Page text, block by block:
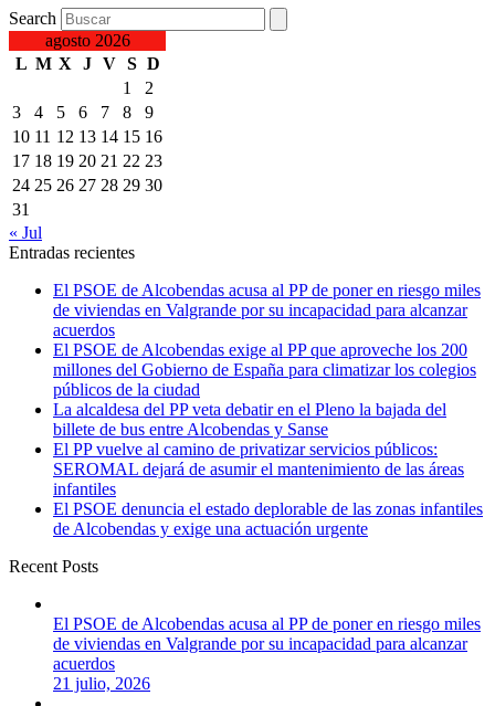
Search
agosto 2026
L M X J V S D
1
2
3
4 5 6 7 8
9
10 11 12 13 14 15 16
17 18 19 20 21 22 23
24 25 26 27 28 29 30
31
« Jul
Entradas recientes
El PSOE de Alcobendas acusa al PP de poner en riesgo miles
de viviendas en Valgrande por su incapacidad para alcanzar
acuerdos
El PSOE de Alcobendas exige al PP que aproveche los 200
millones del Gobierno de España para climatizar los colegios
públicos de la ciudad
La alcaldesa del PP veta debatir en el Pleno la bajada del
billete de bus entre Alcobendas y Sanse
El PP vuelve al camino de privatizar servicios públicos:
SEROMAL dejará de asumir el mantenimiento de las áreas
infantiles
El PSOE denuncia el estado deplorable de las zonas infantiles
de Alcobendas y exige una actuación urgente
Recent Posts
El PSOE de Alcobendas acusa al PP de poner en riesgo miles
de viviendas en Valgrande por su incapacidad para alcanzar
acuerdos
21 julio, 2026